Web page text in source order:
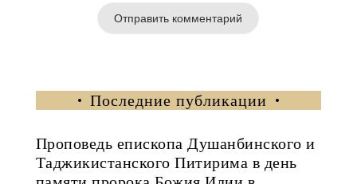
Последние публикации
Проповедь епископа Душанбинского и
Таджикистанского Питирима в день